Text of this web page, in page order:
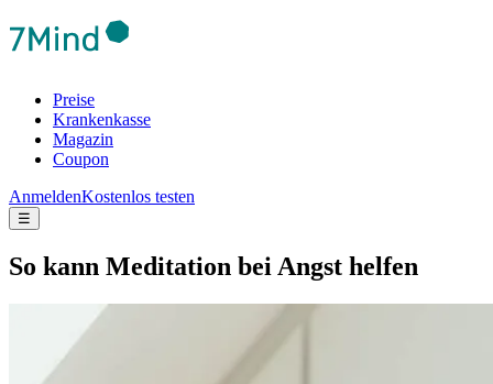
Preise
Krankenkasse
Magazin
Coupon
AnmeldenKostenlos testen
☰
So kann Medi­ta­tion bei Angst helfen